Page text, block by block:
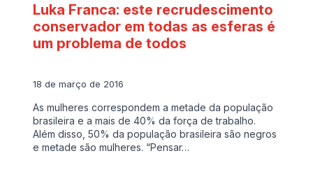
Luka Franca: este recrudescimento
conservador em todas as esferas é
um problema de todos
18 de março de 2016
As mulheres correspondem a metade da população
brasileira e a mais de 40% da força de trabalho.
Além disso, 50% da população brasileira são negros
e metade são mulheres. “Pensar…